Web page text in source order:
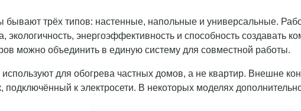
бывают трёх типов: настенные, напольные и универсальные.
экологичность, энергоэффективность и способность
можно объединить в единую систему для совместной работы.
для обогрева частных домов, а не квартир. Внешне
подключённый к электросети. В некоторых моделях